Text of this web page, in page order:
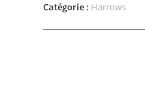
Catégorie : Harrows